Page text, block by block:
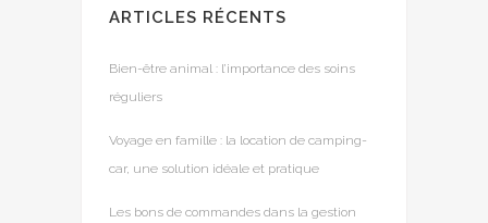
ARTICLES RÉCENTS
Bien-être animal : l’importance des soins
réguliers
Voyage en famille : la location de camping-
car, une solution idéale et pratique
Les bons de commandes dans la gestion